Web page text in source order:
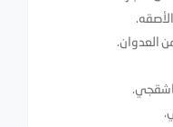
العدوان.